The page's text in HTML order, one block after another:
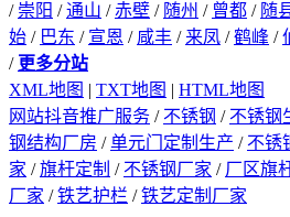
/ 崇阳 /通山 /赤壁 / 随州 / 曾都 / 随
始 / 巴东 / 宣恩 / 咸丰 / 来凤 /鹤峰 /
/ 更多分站
XML地图 | TXT地图 | HTML地图
网站抖音推广服务 / 不锈钢 / 不锈钢
钢结构厂房 /单元门定制生产 / 不锈
家 /旗杆定制 / 不锈钢厂家 / 厂区旗
厂家 /铁艺护栏 /铁艺定制厂家